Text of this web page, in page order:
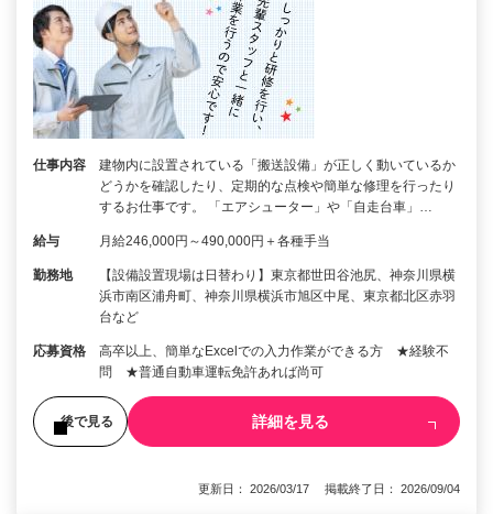
仕事内容
建物内に設置されている「搬送設備」が正しく動いているか
どうかを確認したり、定期的な点検や簡単な修理を行ったり
するお仕事です。 「エアシューター」や「自走台車」…
給与 月給246,000円～490,000円＋各種手当
勤務地
【設備設置現場は日替わり】東京都世田谷池尻、神奈川県横
浜市南区浦舟町、神奈川県横浜市旭区中尾、東京都北区赤羽
台など
応募資格
高卒以上、簡単なExcelでの入力作業ができる方 ★経験不
問 ★普通自動車運転免許あれば尚可
後で見る 詳細を見る
更新日： 2026/03/17 掲載終了日： 2026/09/04